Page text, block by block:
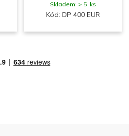
Skladem: > 5 ks
Kód: DP 400 EUR